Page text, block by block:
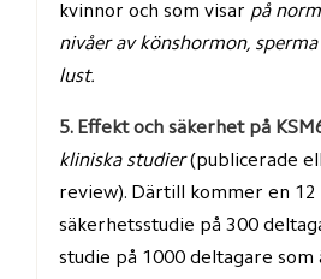
kvinnor och som visar på
nivåer av könshormon,
lust.
5. Effekt och säkerhet på
kliniska studier (publicerade
review). Därtill kommer en 12
säkerhetsstudie på 300
studie på 1000 deltagare som